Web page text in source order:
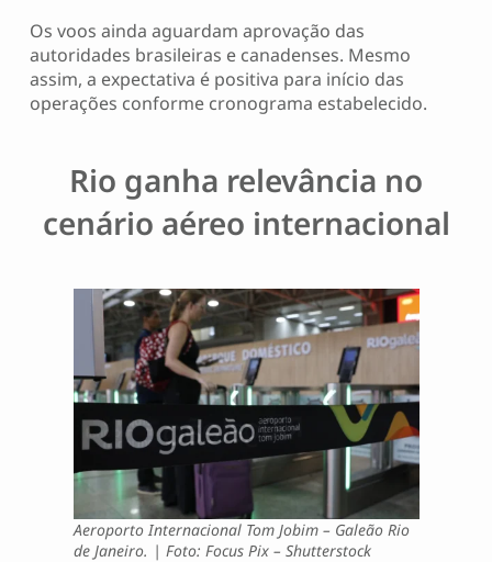
Os voos ainda aguardam aprovação das
autoridades brasileiras e canadenses. Mesmo
assim, a expectativa é positiva para início das
operações conforme cronograma estabelecido.
Rio ganha relevância no
cenário aéreo internacional
Aeroporto Internacional Tom Jobim – Galeão Rio
de Janeiro. | Foto: Focus Pix – Shutterstock